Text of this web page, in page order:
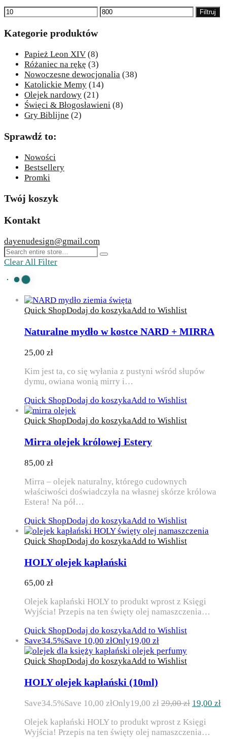
Cena
Cena
Filtruj
Kategorie produktów
Papież Leon XIV (8)
Różaniec na rękę (3)
Nowoczesne dewocjonalia (38)
Katolickie Memy (14)
Olejek nardowy (21)
Święci & Błogosławieni (8)
Gry Biblijne (2)
Sprawdź to:
Nowości
Bestsellery
Promki
Twój koszyk
Kontakt
dayenudesign@gmail.com
Clear All Filter
Quick ShopDodaj do koszykaAdd to Wishlist
Naturalne mydło w kostce NARD + MIRRA
25,00 zł
Kim jest ta, co się wyłania z pustyni wśród słupów
dymu, owiana wonią mirry i…
Quick ShopDodaj do koszykaAdd to Wishlist
Quick ShopDodaj do koszykaAdd to Wishlist
Mirra olejek królowej Estery
85,00 zł
Mirra – olejek naturalny, którego cudownych
właściwości doświadczyła na własnej skórze królowa
Estera! Na pół…
Quick ShopDodaj do koszykaAdd to Wishlist
Quick ShopDodaj do koszykaAdd to Wishlist
HOLY olejek kapłański
65,00 zł
Olejek kapłański HOLY to produkt wprost z Księgi
Wyjścia! Przepis na ten święty olej namaszczenia…
Quick ShopDodaj do koszykaAdd to Wishlist
Save34.5%Save 10,00 złOnly19,00 zł
Quick ShopDodaj do koszykaAdd to Wishlist
HOLY olejek kapłański (10ml)
Save34.5%Save 10,00 złOnly19,00 zł 29,00zł Pierwotna
wynosiła:
29,00 zł.
19,00 zł
Olejek kapłański HOLY to produkt wprost z Księgi
Wyjścia! Przepis na ten święty olej namaszczenia…